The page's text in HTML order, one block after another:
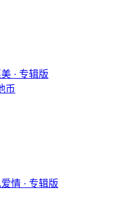
美 · 专辑版
币
爱情 · 专辑版